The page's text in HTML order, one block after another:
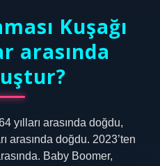
Kuşağı
arasında
yılları arasında doğdu,
arasında doğdu. 2023’ten
Baby Boomer,